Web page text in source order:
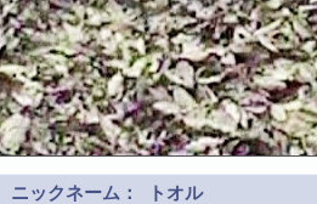
ニックネーム： トオル